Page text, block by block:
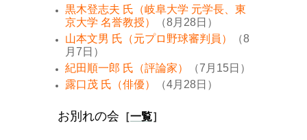
黒木登志夫 氏（岐阜大学 元学長、東
京大学 名誉教授）
（8月28日）
山本文男 氏（元プロ野球審判員）
（8
月7日）
紀田順一郎 氏（評論家）
（7月15日）
露口茂 氏（俳優）
（4月28日）
お別れの会 ［一覧］